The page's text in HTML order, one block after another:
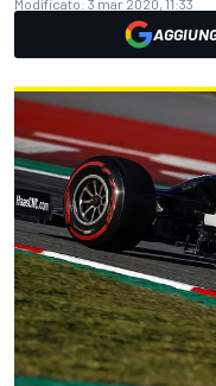
Modificato: 3 mar 2020, 11:33